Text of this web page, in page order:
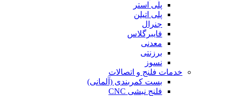
پلی استر
پلی اتیلن
جنرال
فایبرگلاس
معدنی
برزنتی
نسوز
خدمات فلنج و اتصالات
بست کمربندی (آلمانی)
فلنج نبشی CNC